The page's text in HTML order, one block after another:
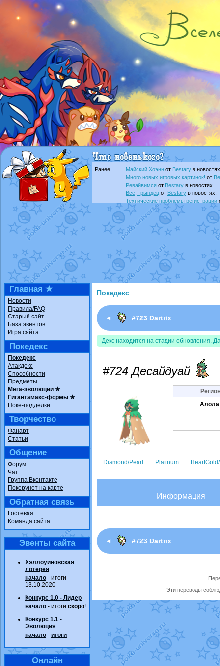
Ранее Майский Хоэнн от Bestary в
Много новых игровых картинок! от
Ревайвимся от Bestary в новостях.
Всё, трындец от Bestary в новостях.
Технические проблемы регистрации
доброе утро славянеот Dakkuв
Йолда и Мимикьюот MavisNyanCat
Недовольный котомангуст
от
The Dark Wishmakerот Randomon в
в
ilovearceus
Raging Boltот GraceDaFox
в
Shadow mismagius от
в
художник
от vicavica в фанарте.
Главная ★
Новости
Правила/FAQ
Старый сайт
База эвентов
Игра сайта
Покедекс
Покедекс
Атакдекс
Способности
Предметы
Мега-эволюции ★
Гигантамакс-формы ★
Поке-подделки
Творчество
Фанарт
Статьи
Общение
Форум
Чат
Группа Вконтакте
Покерунет на карте
Обратная связь
Гостевая
Команда сайта
Эвенты сайта
Хэллоуиновская
лотерея
начало - итоги
13.10.2020
Конкурс 1.0 - Лидер
начало - итоги скоро!
Конкурс 1.1 -
Эволюция
начало - итоги
Онлайн
Покедекс
◄ #723 Dartrix
Декс находится на стадии обновления.
#724 Десайдуай
Алола
Diamond/Pearl Platinum
Информация
◄ #723 Dartrix
Эти переводы